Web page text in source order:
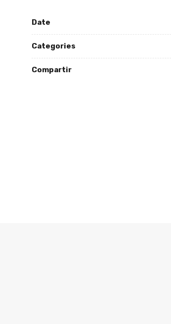
Date
Categories
Compartir